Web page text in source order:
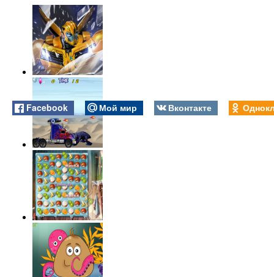
Facebook Мой мир Вконтакте